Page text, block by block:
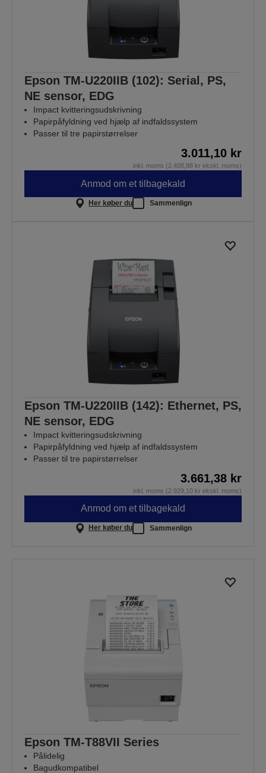
Epson TM-U220IIB (102): Serial, PS,
NE sensor, EDG
Impact kvitteringsudskrivning
Papirpåfyldning ved hjælp af indfaldssystem
Passer til tre papirstørrelser
3.011,10 kr
inkl. moms (2.408,88 kr ekskl. moms)
Anmod om et tilbagekald
Her køber du Sammenlign
Epson TM-U220IIB (142): Ethernet, PS,
NE sensor, EDG
Impact kvitteringsudskrivning
Papirpåfyldning ved hjælp af indfaldssystem
Passer til tre papirstørrelser
3.661,38 kr
inkl. moms (2.929,10 kr ekskl. moms)
Anmod om et tilbagekald
Her køber du Sammenlign
Epson TM-T88VII Series
Pålidelig
Bagudkompatibel